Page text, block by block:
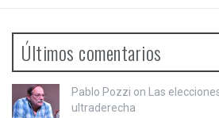
Últimos comentarios
Pablo Pozzi on Las
ultraderecha